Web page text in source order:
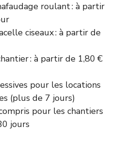
roulant : à partir
ciseaux : à partir de
: à partir de 1,80 €
pour les locations
(plus de 7 jours)
pour les chantiers
jours